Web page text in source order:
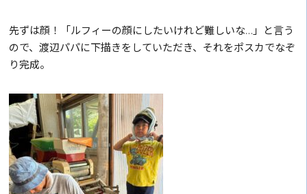
先ずは顔！「ルフィーの顔にしたいけれど難しいな…」と言う
ので、渡辺パパに下描きをしていただき、それをポスカでなぞ
り完成。